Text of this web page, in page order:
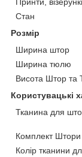
Стан
Розмір
Ширина штор
Ширина тюлю
Висота Штор та
Користувацькі
Тканина для
Комплект
Колір тканини